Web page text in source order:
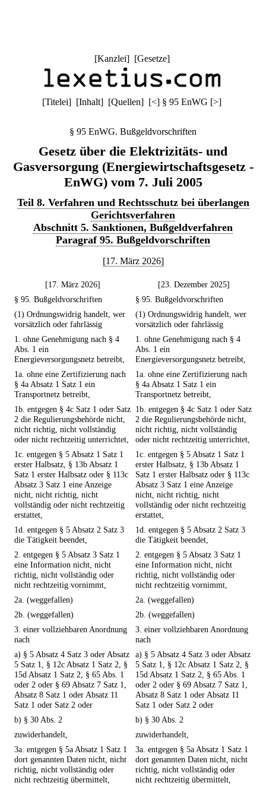
[Kanzlei] [Gesetze]
[Titelei] [Inhalt] [Quellen] [<] § 95 EnWG [>]
§ 95 EnWG. Bußgeldvorschriften
Gesetz über die Elektrizitäts- und
Gasversorgung (Energiewirtschaftsgesetz -
EnWG) vom 7. Juli 2005
Teil 8. Verfahren und Rechtsschutz bei überlangen
Gerichtsverfahren
Abschnitt 5. Sanktionen, Bußgeldverfahren
Paragraf 95. Bußgeldvorschriften
[17. März 2026]
[17. März 2026]
[23. Dezember 2025]
§ 95. Bußgeldvorschriften
§ 95. Bußgeldvorschriften
(1) Ordnungswidrig handelt, wer
vorsätzlich oder fahrlässig
(1) Ordnungswidrig handelt, wer
vorsätzlich oder fahrlässig
1. ohne Genehmigung nach § 4
Abs. 1 ein
Energieversorgungsnetz betreibt,
1. ohne Genehmigung nach § 4
Abs. 1 ein
Energieversorgungsnetz betreibt,
1a. ohne eine Zertifizierung nach
§ 4a Absatz 1 Satz 1 ein
Transportnetz betreibt,
1a. ohne eine Zertifizierung nach
§ 4a Absatz 1 Satz 1 ein
Transportnetz betreibt,
1b. entgegen § 4c Satz 1 oder Satz
2 die Regulierungsbehörde nicht,
nicht richtig, nicht vollständig
oder nicht rechtzeitig unterrichtet,
1b. entgegen § 4c Satz 1 oder Satz
2 die Regulierungsbehörde nicht,
nicht richtig, nicht vollständig
oder nicht rechtzeitig unterrichtet,
1c. entgegen § 5 Absatz 1 Satz 1
erster Halbsatz, § 13b Absatz 1
Satz 1 erster Halbsatz oder § 113c
Absatz 3 Satz 1 eine Anzeige
nicht, nicht richtig, nicht
vollständig oder nicht rechtzeitig
erstattet,
1c. entgegen § 5 Absatz 1 Satz 1
erster Halbsatz, § 13b Absatz 1
Satz 1 erster Halbsatz oder § 113c
Absatz 3 Satz 1 eine Anzeige
nicht, nicht richtig, nicht
vollständig oder nicht rechtzeitig
erstattet,
1d. entgegen § 5 Absatz 2 Satz 3
die Tätigkeit beendet,
1d. entgegen § 5 Absatz 2 Satz 3
die Tätigkeit beendet,
2. entgegen § 5 Absatz 3 Satz 1
eine Information nicht, nicht
richtig, nicht vollständig oder
nicht rechtzeitig vornimmt,
2. entgegen § 5 Absatz 3 Satz 1
eine Information nicht, nicht
richtig, nicht vollständig oder
nicht rechtzeitig vornimmt,
2a. (weggefallen)
2a. (weggefallen)
2b. (weggefallen)
2b. (weggefallen)
3. einer vollziehbaren Anordnung
nach
3. einer vollziehbaren Anordnung
nach
a) § 5 Absatz 4 Satz 3 oder Absatz
5 Satz 1, § 12c Absatz 1 Satz 2, §
15d Absatz 1 Satz 2, § 65 Abs. 1
oder 2 oder § 69 Absatz 7 Satz 1,
Absatz 8 Satz 1 oder Absatz 11
Satz 1 oder Satz 2 oder
a) § 5 Absatz 4 Satz 3 oder Absatz
5 Satz 1, § 12c Absatz 1 Satz 2, §
15d Absatz 1 Satz 2, § 65 Abs. 1
oder 2 oder § 69 Absatz 7 Satz 1,
Absatz 8 Satz 1 oder Absatz 11
Satz 1 oder Satz 2 oder
b) § 30 Abs. 2
b) § 30 Abs. 2
zuwiderhandelt,
zuwiderhandelt,
3a. entgegen § 5a Absatz 1 Satz 1
dort genannten Daten nicht, nicht
richtig, nicht vollständig oder
nicht rechtzeitig übermittelt,
3a. entgegen § 5a Absatz 1 Satz 1
dort genannten Daten nicht, nicht
richtig, nicht vollständig oder
nicht rechtzeitig übermittelt,